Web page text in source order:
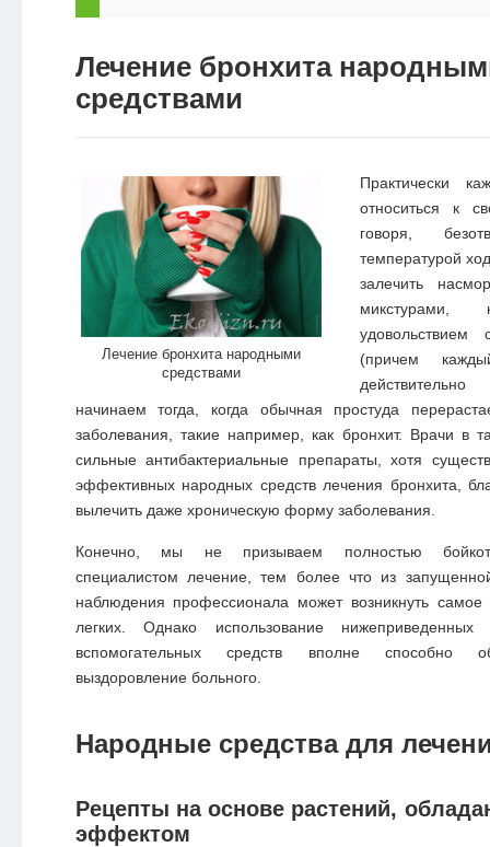
Лечение бронхита
средствами
Лечение бронхита народными
средствами
Практически
относиться к
говоря,
температурой
залечить
удовольствием
(причем
начинаем тогда, когда обычная простуда
заболевания, такие например, как бронхит. Врачи в
сильные антибактериальные препараты, хотя
эффективных народных средств лечения бронхита,
вылечить даже хроническую форму заболевания.
Конечно, мы не призываем полностью
специалистом лечение, тем более что из
наблюдения профессионала может возникнуть
легких. Однако использование
вспомогательных средств вполне способно
выздоровление больного.
Народные средства для
Рецепты на основе растений,
эффектом